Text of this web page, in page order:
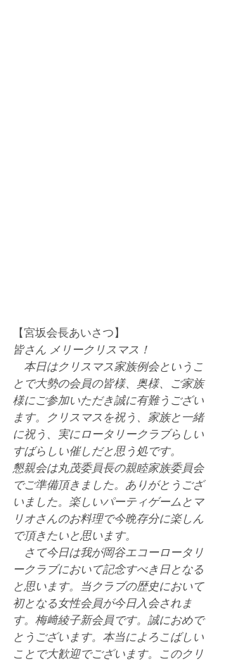
【宮坂会長あいさつ】
皆さん メリークリスマス！
本日はクリスマス家族例会というこ
とで大勢の会員の皆様、奥様、ご家族
様にご参加いただき誠に有難うござい
ます。クリスマスを祝う、家族と一緒
に祝う、実にロータリークラブらしい
すばらしい催しだと思う処です。
懇親会は丸茂委員長の親睦家族委員会
でご準備頂きました。ありがとうござ
いました。楽しいパーティゲームとマ
リオさんのお料理で今晩存分に楽しん
で頂きたいと思います。
さて今日は我が岡谷エコーロータリ
ークラブにおいて記念すべき日となる
と思います。当クラブの歴史において
初となる女性会員が今日入会されま
す。梅﨑綾子新会員です。誠におめで
とうございます。本当によろこばしい
ことで大歓迎でございます。このクリ